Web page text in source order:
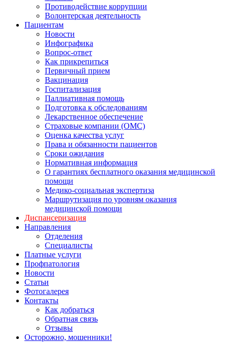
Противодействие коррупции
Волонтерская деятельность
Пациентам
Новости
Инфографика
Вопрос-ответ
Как прикрепиться
Первичный прием
Вакцинация
Госпитализация
Паллиативная помощь
Подготовка к обследованиям
Лекарственное обеспечение
Страховые компании (ОМС)
Оценка качества услуг
Права и обязанности пациентов
Сроки ожидания
Нормативная информация
О гарантиях бесплатного оказания медицинской
помощи
Медико-социальная экспертиза
Маршрутизация по уровням оказания
медицинской помощи
Диспансеризация
Направления
Отделения
Специалисты
Платные услуги
Профпатология
Новости
Статьи
Фотогалерея
Контакты
Как добраться
Обратная связь
Отзывы
Осторожно, мошенники!